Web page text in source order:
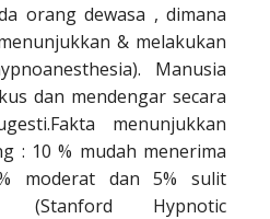
orang dewasa , dimana
& melakukan
Manusia
dan mendengar secara
menunjukkan
: 10 % mudah menerima
moderat dan 5% sulit
(Stanford Hypnotic